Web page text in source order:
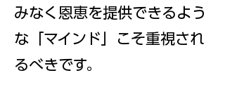
みなく恩恵を提供できるよう
な「マインド」こそ重視され
るべきです。